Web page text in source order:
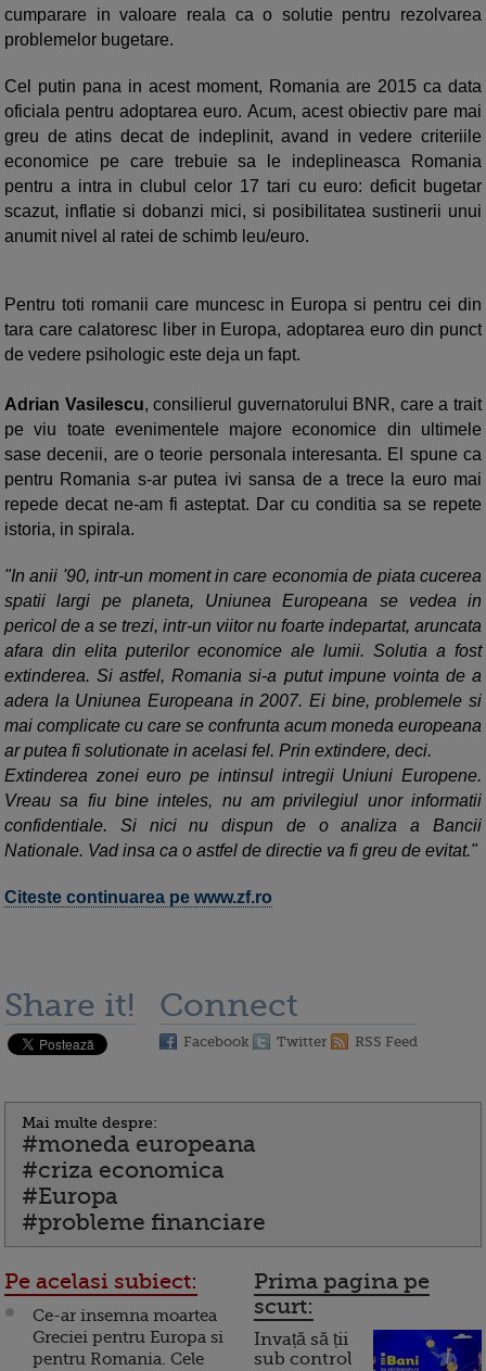
cumparare in valoare reala ca o solutie pentru rezolvarea
problemelor bugetare.
Cel putin pana in acest moment, Romania are 2015 ca data
oficiala pentru adoptarea euro. Acum, acest obiectiv pare mai
greu de atins decat de indeplinit, avand in vedere criteriile
economice pe care trebuie sa le indeplineasca Romania
pentru a intra in clubul celor 17 tari cu euro: deficit bugetar
scazut, inflatie si dobanzi mici, si posibilitatea sustinerii unui
anumit nivel al ratei de schimb leu/euro.
Pentru toti romanii care muncesc in Europa si pentru cei din
tara care calatoresc liber in Europa, adoptarea euro din punct
de vedere psihologic este deja un fapt.
Adrian Vasilescu, consilierul guvernatorului BNR, care a trait
pe viu toate evenimentele majore economice din ultimele
sase decenii, are o teorie personala interesanta. El spune ca
pentru Romania s-ar putea ivi sansa de a trece la euro mai
repede decat ne-am fi asteptat. Dar cu conditia sa se repete
istoria, in spirala.
"In anii '90, intr-un moment in care economia de piata cucerea
spatii largi pe planeta, Uniunea Europeana se vedea in
pericol de a se trezi, intr-un viitor nu foarte indepartat, aruncata
afara din elita puterilor economice ale lumii. Solutia a fost
extinderea. Si astfel, Romania si-a putut impune vointa de a
adera la Uniunea Europeana in 2007. Ei bine, problemele si
mai complicate cu care se confrunta acum moneda europeana
ar putea fi solutionate in acelasi fel. Prin extindere, deci.
Extinderea zonei euro pe intinsul intregii Uniuni Europene.
Vreau sa fiu bine inteles, nu am privilegiul unor informatii
confidentiale. Si nici nu dispun de o analiza a Bancii
Nationale. Vad insa ca o astfel de directie va fi greu de evitat."
Citeste continuarea pe www.zf.ro
Share it! Connect
Facebook Twitter RSS Feed
Mai multe despre:
#moneda europeana
#criza economica
#Europa
#probleme financiare
Pe acelasi subiect:
Ce-ar insemna moartea
Greciei pentru Europa si
pentru Romania. Cele
Prima pagina pe
scurt:
Invață să ții
sub control